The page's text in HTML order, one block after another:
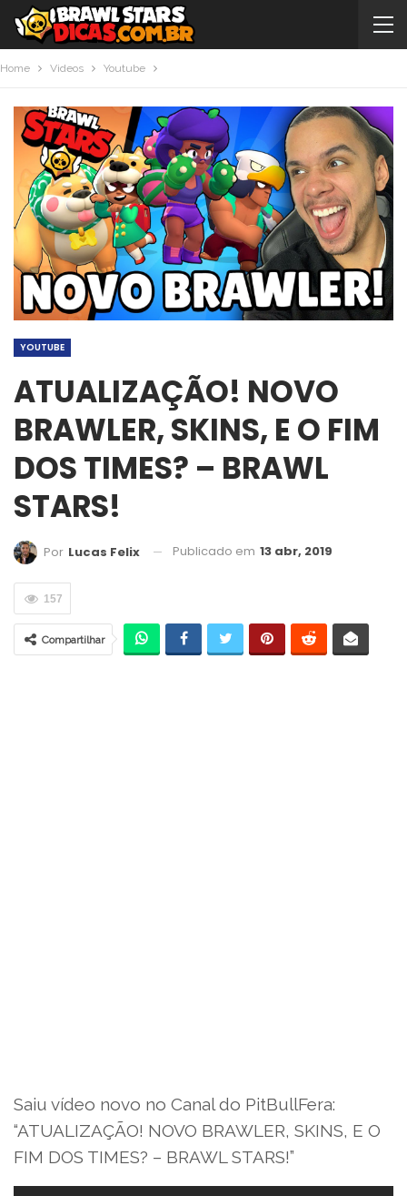
Home Videos Youtube
YOUTUBE
ATUALIZAÇÃO! NOVO
BRAWLER, SKINS, E O FIM
DOS TIMES? – BRAWL
STARS!
Por Lucas Felix Publicado em 13 abr, 2019
157
Compartilhar
Saiu vídeo novo no Canal do PitBullFera:
“ATUALIZAÇÃO! NOVO BRAWLER, SKINS, E O
FIM DOS TIMES? – BRAWL STARS!”